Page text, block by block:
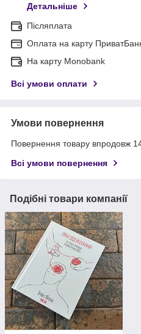
Детальніше
Післяплата
Оплата на карту
На карту Monobank
Всі умови оплати
Умови повернення
Повернення товару впродовж
Всі умови повернення
Подібні товари компанії